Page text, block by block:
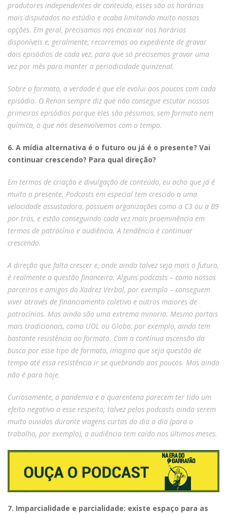
produtores independentes de conteúdo, esses são os horários
mais disputados no estúdio e acaba limitando muito nossas
opções. Em geral, precisamos nos encaixar nos horários
disponíveis e, geralmente, recorremos ao expediente de gravar
dois episódios de cada vez, para que só precisemos gravar uma
vez por mês para manter a periodicidade quinzenal.
Sobre o formato, a verdade é que ele evolui aos poucos com cada
episódio. O Renan sempre diz que não consegue escutar nossos
primeiros episódios porque eles são péssimos, sem formato nem
química, o que nós desenvolvemos com o tempo.
6. A mídia alternativa é o futuro ou já é o presente? Vai
continuar crescendo? Para qual direção?
Em termos de criação e divulgação de conteúdo, eu acho que já é
muito o presente. Podcasts em especial tem crescido a uma
velocidade assustadora, possuem organizações como a C3 ou a B9
por trás, e estão conseguindo cada vez mais proeminência em
termos de patrocínio e audiência. A tendência é continuar
crescendo.
A direção que falta crescer e, onde ainda talvez seja mais o futuro,
é realmente a questão financeira. Alguns podcasts – como nossos
parceiros e amigos do Xadrez Verbal, por exemplo – conseguem
viver através de financiamento coletivo e outros maiores de
patrocínios. Mas ainda são uma extrema minoria. Mesmo portais
mais tradicionais, como UOL ou Globo, por exemplo, ainda tem
bastante resistência ao formato. Com a contínua ascensão da
busca por esse tipo de formato, imagino que seja questão de
tempo até essa resistência ir se quebrando aos poucos. Mas ainda
não é para hoje.
Curiosamente, a pandemia e a quarentena parecem ter tido um
efeito negativo a esse respeito; talvez pelos podcasts ainda serem
muito ouvidos durante viagens curtas do dia a dia (para o
trabalho, por exemplo), a audiência tem caído nos últimos meses.
7. Imparcialidade e parcialidade: existe espaço para as